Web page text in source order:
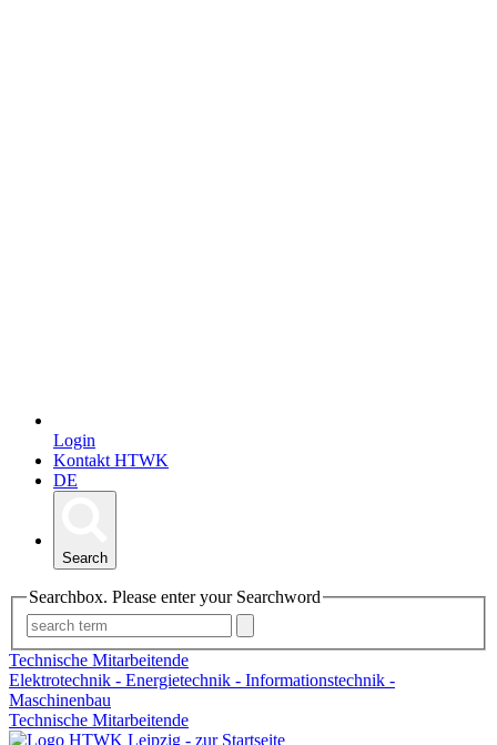
Login
Kontakt HTWK
DE
Search
Searchbox. Please enter your Searchword
Technische Mitarbeitende
Elektrotechnik - Energietechnik - Informationstechnik -
Maschinenbau
Technische Mitarbeitende